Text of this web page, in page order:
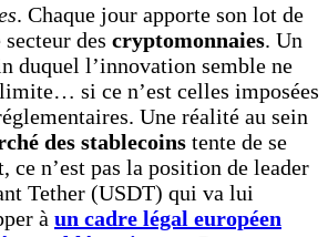
. Chaque jour apporte son lot de
des cryptomonnaies. Un
duquel l’innovation semble ne
si ce n’est celles imposées
Une réalité au sein
des stablecoins tente de se
ce n’est pas la position de leader
Tether (USDT) qui va lui
à un cadre légal européen